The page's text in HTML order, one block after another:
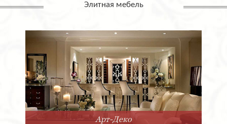
Элитная мебель
Арт-Деко